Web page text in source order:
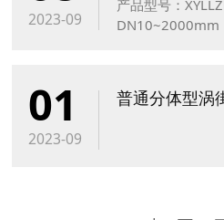
2023-09
产品型号：
DN10~2000mm
01
2023-09
普通分体型涡